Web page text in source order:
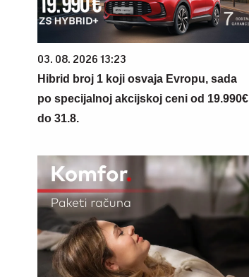
03. 08. 2026 13:23
Hibrid broj 1 koji osvaja Evropu, sada
po specijalnoj akcijskoj ceni od 19.990€
do 31.8.